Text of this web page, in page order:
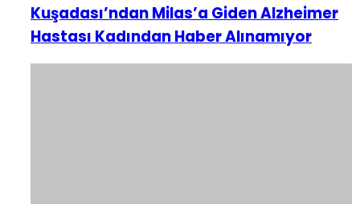
Kuşadası’ndan Milas’a Giden Alzheimer
Hastası Kadından Haber Alınamıyor